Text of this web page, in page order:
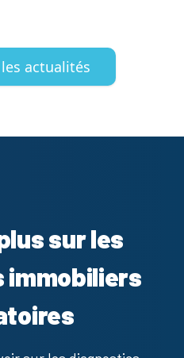
actualités
sur les
immobiliers